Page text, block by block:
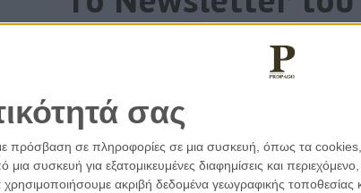
σας
πρόσβαση σε πληροφορίες σε μια συσκευή, όπως τα
συσκευή για εξατομικευμένες διαφημίσεις και
χρησιμοποιήσουμε ακριβή δεδομένα γεωγραφικής
Λάβετε την ανάλυση της ημέρας